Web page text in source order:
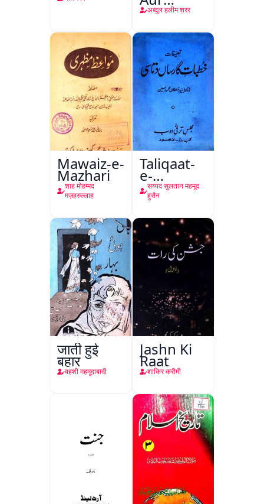
Mohina
अब्दुल हलीम शरर
Mawaiz-e-
Mazhari
शाह मोहम्मद
मज़हरुल्लाह
Taliqaat-
e-
Khutbat-
e-Garcin
सय्यद सुलतान महमूद
हुसैन
जाती हुई
बहार
वहशी महमूदाबादी
Jashn Ki
Raat
शाकिर करीमी